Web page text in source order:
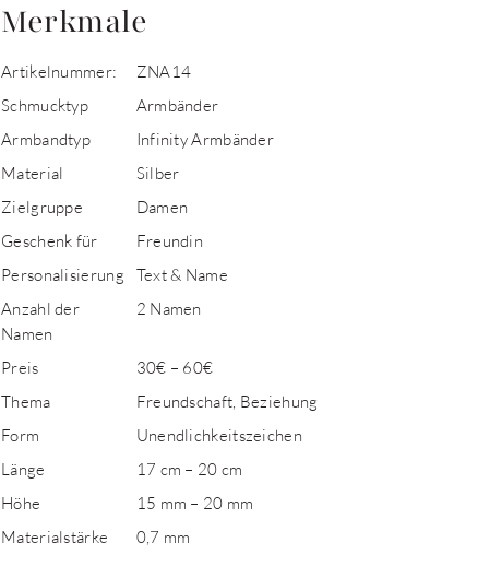
Merkmale
Artikelnummer:
ZNA14
Schmucktyp
Armbänder
Armbandtyp
Infinity Armbänder
Material
Silber
Zielgruppe
Damen
Geschenk für
Freundin
Personalisierung
Text & Name
Anzahl der
Namen
2 Namen
Preis
30€ – 60€
Thema
Freundschaft, Beziehung
Form
Unendlichkeitszeichen
Länge
17 cm – 20 cm
Höhe
15 mm – 20 mm
Materialstärke
0,7 mm